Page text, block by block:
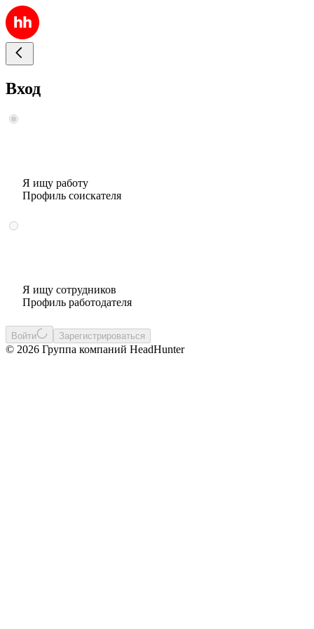
Вход
Я ищу работу
Профиль соискателя
Я ищу сотрудников
Профиль работодателя
Войти Зарегистрироваться
© 2026 Группа компаний HeadHunter